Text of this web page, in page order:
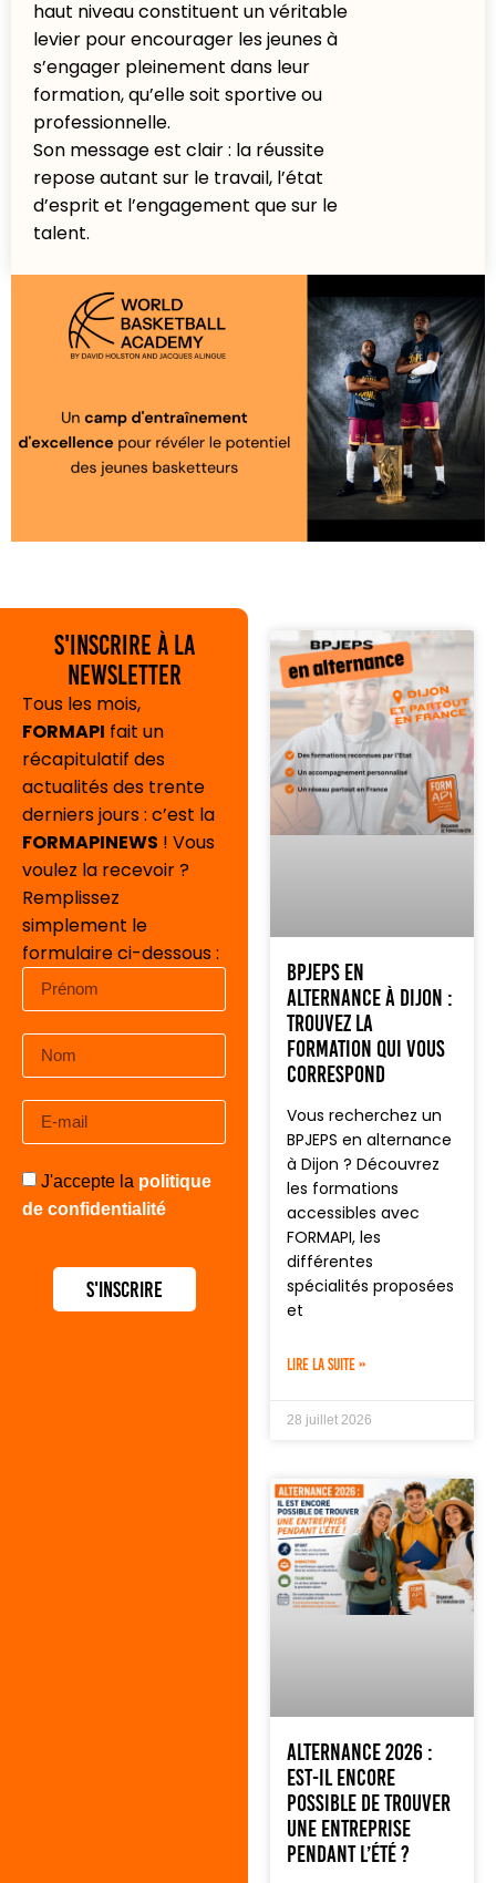
haut niveau constituent un véritable
levier pour encourager les jeunes à
s’engager pleinement dans leur
formation, qu’elle soit sportive ou
professionnelle.
Son message est clair : la réussite
repose autant sur le travail, l’état
d’esprit et l’engagement que sur le
talent.
S'inscrire à la
newsletter
Tous les mois,
FORMAPI fait un
récapitulatif des
actualités des trente
derniers jours : c’est la
FORMAPINEWS ! Vous
voulez la recevoir ?
Remplissez
simplement le
formulaire ci-dessous :
J'accepte la politique
de confidentialité
S'inscrire
BPJEPS en
alternance à Dijon :
trouvez la
formation qui vous
correspond
Vous recherchez un
BPJEPS en alternance
à Dijon ? Découvrez
les formations
accessibles avec
FORMAPI, les
différentes
spécialités proposées
et
LIRE LA SUITE »
28 juillet 2026
Alternance 2026 :
est-il encore
possible de trouver
une entreprise
pendant l’été ?